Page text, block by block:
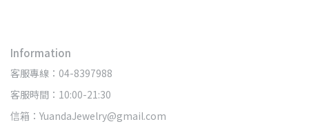
Information
客服專線：04-8397988
客服時間：10:00-21:30
信箱：YuandaJewelry@gmail.com